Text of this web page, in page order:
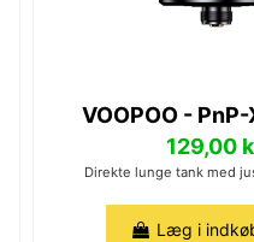
VOOPOO - PnP-
129,00
Direkte lunge tank med
Læg i